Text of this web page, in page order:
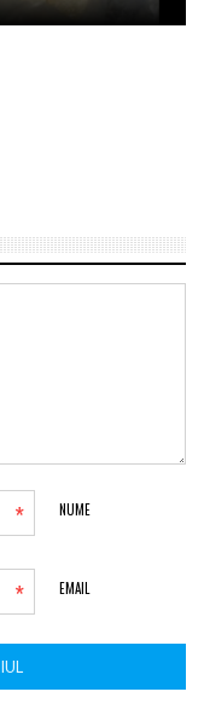
NUME
*
EMAIL
*